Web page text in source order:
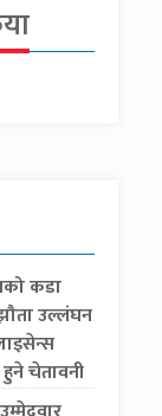
कडा
उल्लंघन
चेतावनी